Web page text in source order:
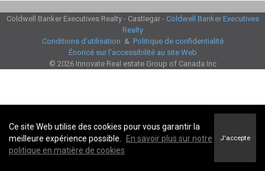
Coldwell Banker Executives Realty - Castlegar - Coldwell Banker Executives
Realty
Conditions d’utilisation & Politique de confidentialité
Énoncé sur l’accessibilité au site Web
© 2026 Innovate Real estate Group of Canada Inc
Ce site Web utilise des cookies pour vous garantir la
meilleure expérience possible.
En savoir plus sur notre
politique en matière de cookies
J'accepte